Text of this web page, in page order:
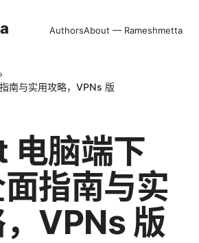
AuthorsAbout — Rameshmetta
›
南与实用攻略，VPNs 版
脑端下
指南与实
VPNs 版